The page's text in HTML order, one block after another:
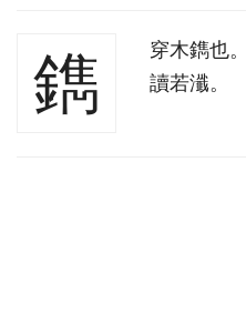
鐫
穿木鐫也
讀若瀸。